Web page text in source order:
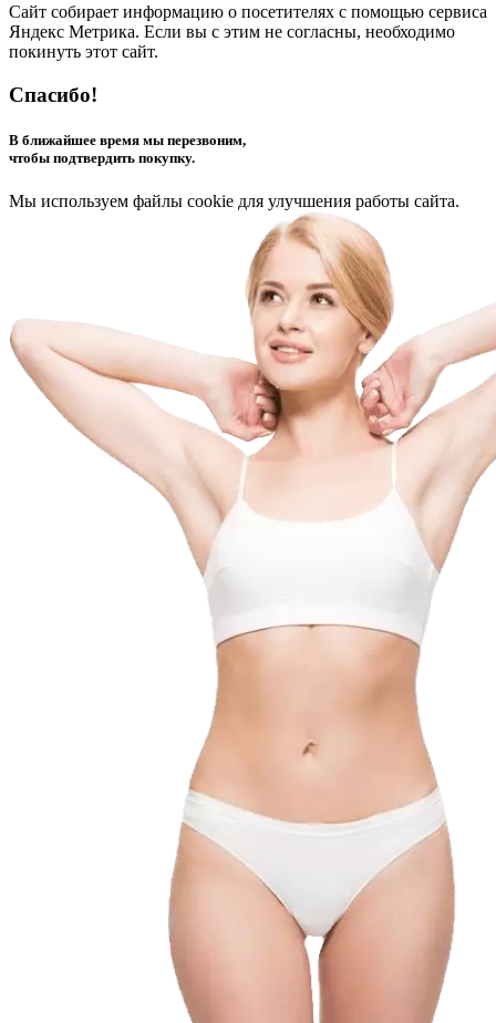
Сайт собирает информацию о посетителях с помощью сервиса
Яндекс Метрика. Если вы с этим не согласны, необходимо
покинуть этот сайт.
Спасибо!
В ближайшее время мы перезвоним,
чтобы подтвердить покупку.
Мы используем файлы cookie для улучшения работы сайта.